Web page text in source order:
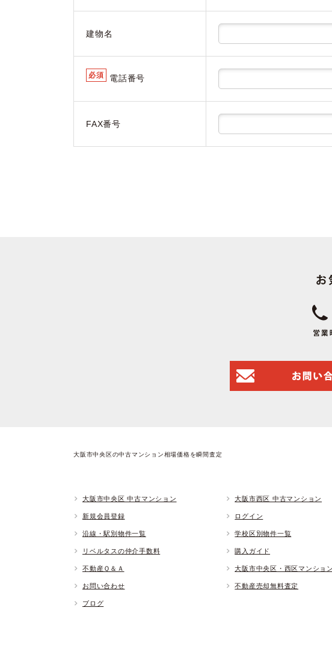
建物名
必須 電話番号
FAX番号
大阪市中央区の中古マンション相場価格を瞬間査定
大阪市中央区 中古マンション 大阪市西区 中古マンション
新規会員登録 ログイン
沿線・駅別物件一覧 学校区別物件一覧
リベルタスの仲介手数料 購入ガイド
不動産Ｑ＆Ａ 大阪市中央区・西区マンショ
お問い合わせ 不動産売却無料査定
ブログ